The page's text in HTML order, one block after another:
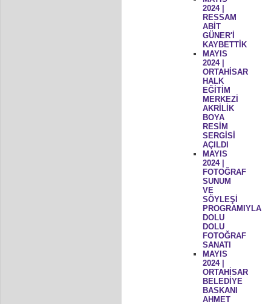
2024 |
RESSAM
ABİT
GÜNER'İ
KAYBETTİK
MAYIS
2024 |
ORTAHİSAR
HALK
EĞİTİM
MERKEZİ
AKRİLİK
BOYA
RESİM
SERGİSİ
AÇILDI
MAYIS
2024 |
FOTOĞRAF
SUNUM
VE
SÖYLEŞİ
PROGRAMIYLA
DOLU
DOLU
FOTOĞRAF
SANATI
MAYIS
2024 |
ORTAHİSAR
BELEDİYE
BASKANI
AHMET